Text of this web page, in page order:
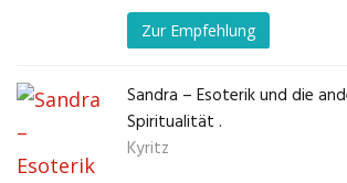
Zur Empfehlung
Sandra – Esoterik und die
Spiritualität .
Kyritz